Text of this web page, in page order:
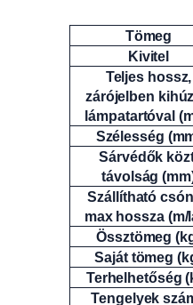
Attribútumok
Tömeg
Kivitel
Teljes hossz,
zárójelben
lámpatartóval
Szélesség
Sárvédők
távolság
Szállítható
max hossza (m/
Össztömeg
Saját tömeg
Terhelhetőség
Tengelyek